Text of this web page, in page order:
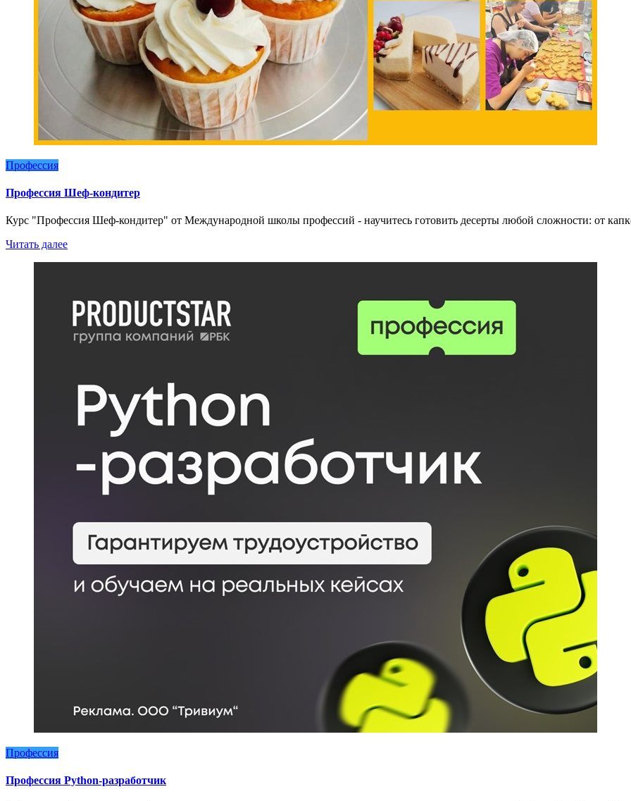
Профессия
Профессия Шеф-кондитер
Курс "Профессия Шеф-кондитер" от Международной школы профессий - научитесь готовить десерты любой сложности: от
Читать далее
Профессия
Профессия Python-разработчик